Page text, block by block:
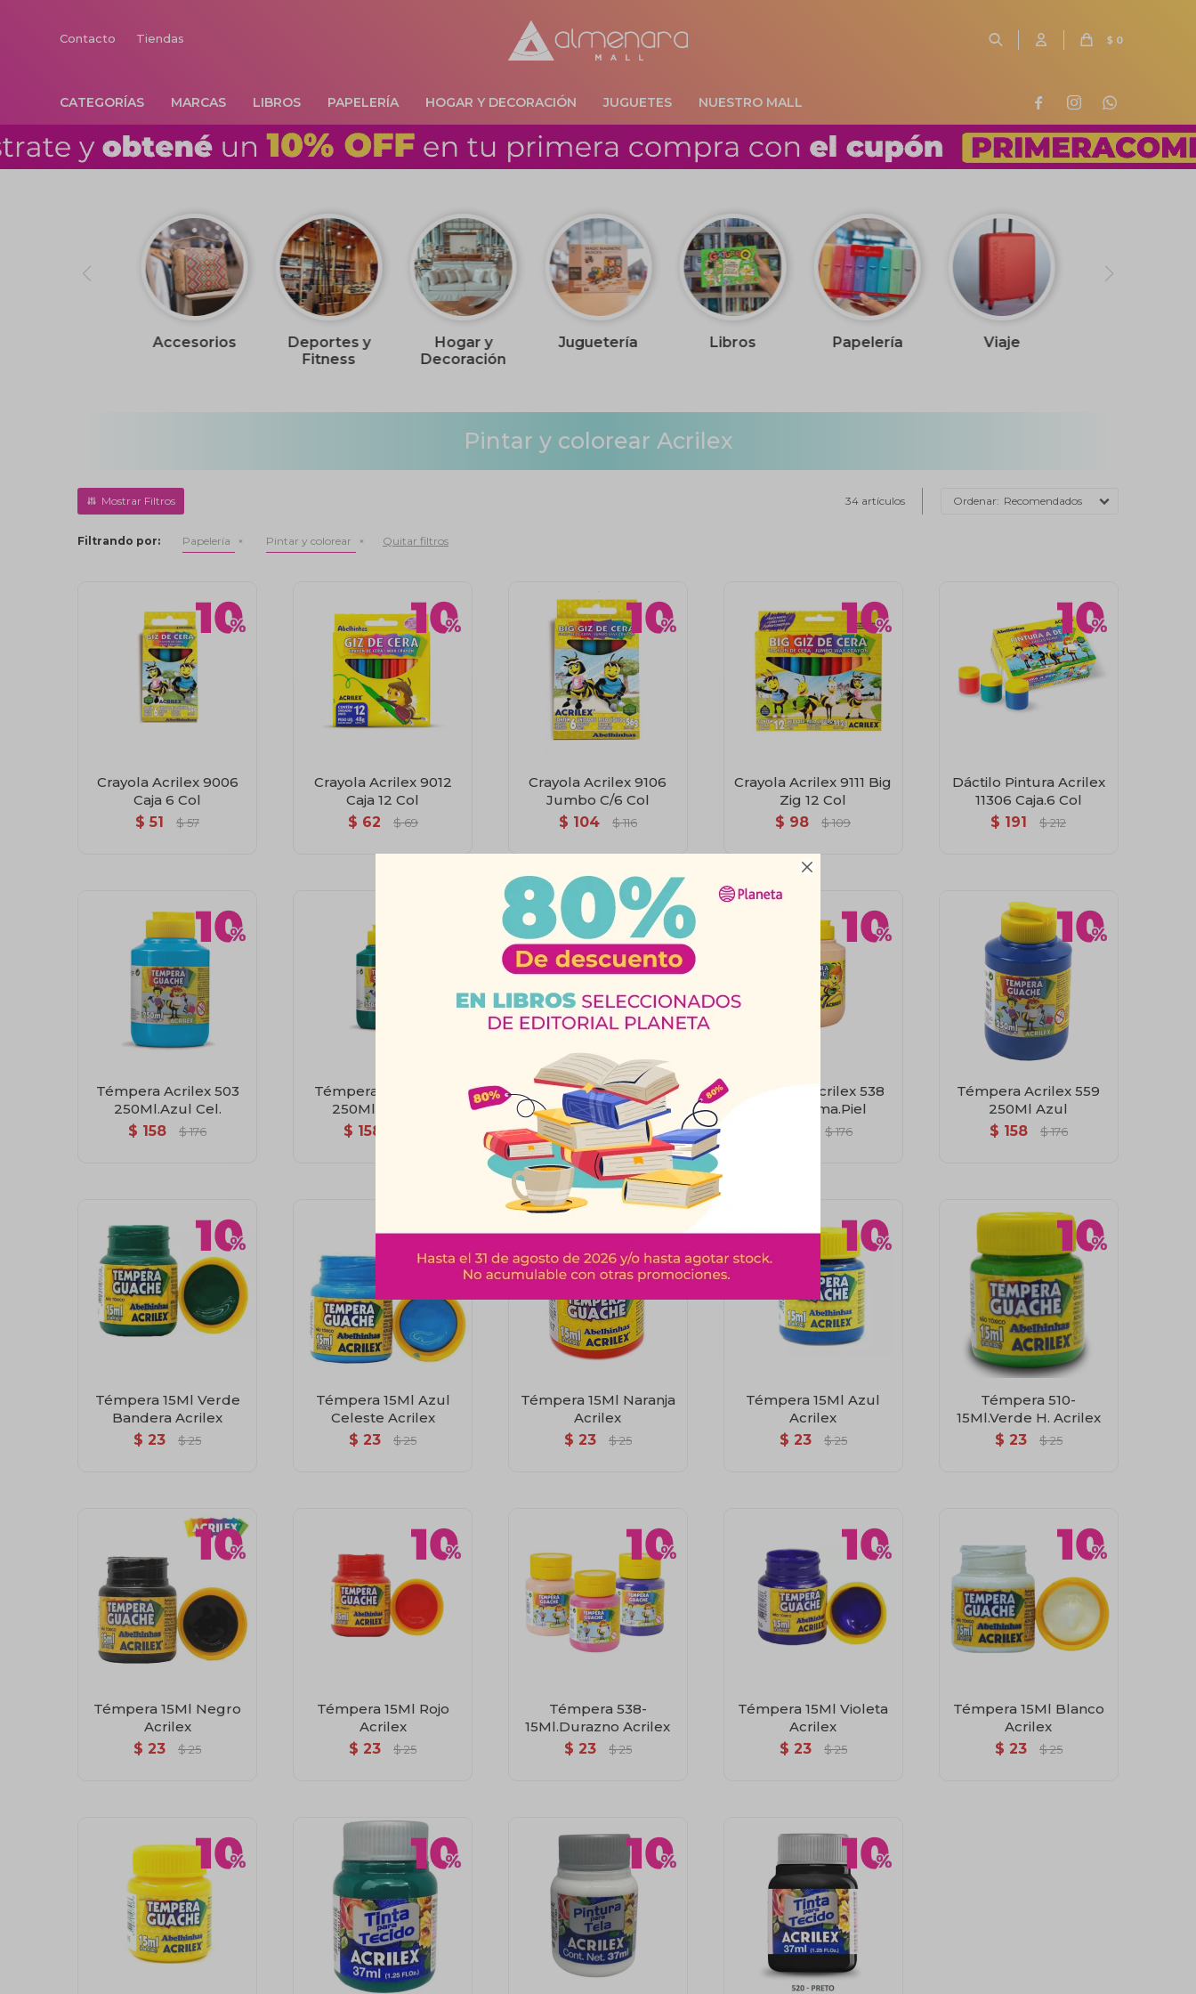

CATEGORÍAS MARCAS LIBROS PAPELERÍA HOGAR Y DECORACIÓN JUGUETES NUESTRO MALL
$ 0
  
Contacto Tiendas
Accesorios
Deportes y
Fitness
Hogar y
Decoración
Juguetería Libros Papelería Viaje
Pintar y colorear Acrilex
34 artículos Recomendados
Filtrando por: Papelería Pintar y colorear Quitar filtros
Crayola Acrilex 9006
Caja 6 Col
$ 51 $ 57
Crayola Acrilex 9012
Caja 12 Col
$ 62 $ 69
Crayola Acrilex 9106
Jumbo C/6 Col
$ 104 $ 116
Crayola Acrilex 9111 Big
Zig 12 Col
$ 98 $ 109
Dáctilo Pintura Acrilex
11306 Caja.6 Col
$ 191 $ 212
Témpera Acrilex 503
250Ml.Azul Cel.
$ 158 $ 176
Témpera Acrilex 511
250Ml.Verde B
$ 158
Témpera Acrilex 520
250Ml.Negro
$ 158 $ 176
Témpera Acrilex 538
250Ml.Ama.Piel
$ 176
Témpera Acrilex 559
250Ml Azul
$ 158 $ 176
Témpera 15Ml Verde
Bandera Acrilex
$ 23 $ 25
Témpera 15Ml Azul
Celeste Acrilex
$ 23 $ 25
Témpera 15Ml Naranja
Acrilex
$ 23 $ 25
Témpera 15Ml Azul
Acrilex
$ 23 $ 25
Témpera 510-
15Ml.Verde H. Acrilex
$ 23 $ 25
Témpera 15Ml Negro
Acrilex
$ 23 $ 25
Témpera 15Ml Rojo
Acrilex
$ 23 $ 25
Témpera 538-
15Ml.Durazno Acrilex
$ 23 $ 25
Témpera 15Ml Violeta
Acrilex
$ 23 $ 25
Témpera 15Ml Blanco
Acrilex
$ 23 $ 25